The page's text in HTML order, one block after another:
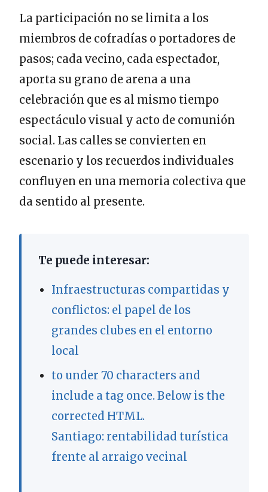
La participación no se limita a los
miembros de cofradías o portadores de
pasos; cada vecino, cada espectador,
aporta su grano de arena a una
celebración que es al mismo tiempo
espectáculo visual y acto de comunión
social. Las calles se convierten en
escenario y los recuerdos individuales
confluyen en una memoria colectiva que
da sentido al presente.
Te puede interesar:
Infraestructuras compartidas y
conflictos: el papel de los
grandes clubes en el entorno
local
to under 70 characters and
include a tag once. Below is the
corrected HTML.
Santiago: rentabilidad turística
frente al arraigo vecinal